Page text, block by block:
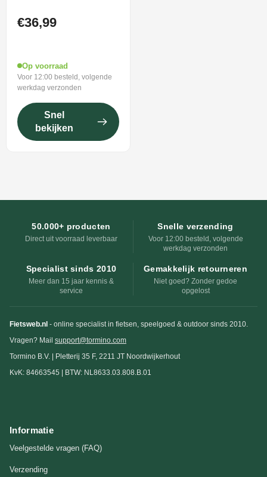
mickey minnie
pumpkin festival
€36,99
Op voorraad
Voor 12:00 besteld, volgende
werkdag verzonden
Snel
bekijken
50.000+ producten
Direct uit voorraad leverbaar
Snelle verzending
Voor 12:00 besteld, volgende
werkdag verzonden
Specialist sinds 2010
Meer dan 15 jaar kennis &
service
Gemakkelijk retourneren
Niet goed? Zonder gedoe
opgelost
Fietsweb.nl - online specialist in fietsen, speelgoed & outdoor sinds 2010.
Vragen? Mail support@tormino.com
Tormino B.V. | Pletterij 35 F, 2211 JT Noordwijkerhout
KvK: 84663545 | BTW: NL8633.03.808.B.01
Informatie
Veelgestelde vragen (FAQ)
Verzending